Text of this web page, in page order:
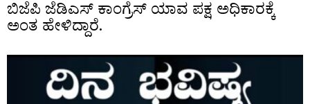
ಬಿಜೆಪಿ ಜೆಡಿಎಸ್ ಕಾಂಗ್ರೆಸ್ ಯಾವ ಪಕ್ಷ ಅಧಿಕಾರಕ್ಕೆ
ಅಂತ ಹೇಳಿದ್ದಾರೆ.